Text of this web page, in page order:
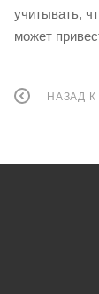
учитывать,
может
НАЗАД